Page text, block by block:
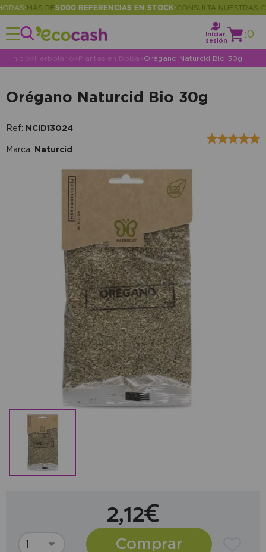
•MÁS DE 5000 REFERENCIAS EN STOCK•CONSULTA NUESTRAS
Iniciar
sesión
:0
Inicio>Herbolario>Plantas en Bolsa>Orégano Naturcid Bio 30g
Orégano Naturcid Bio 30g
Ref: NCID13024
Marca: Naturcid
2,12€
Comprar